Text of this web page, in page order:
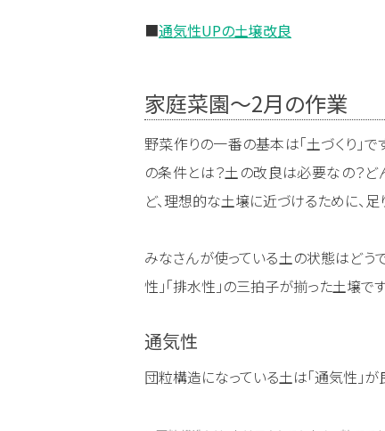
■通気性UPの土壌改良
家庭菜園〜2月の作業
野菜作りの一番の基本は「土づくり」
の条件とは？土の改良は必要なの？
ど、理想的な土壌に近づけるために、
みなさんが使っている土の状態はどう
性」「排水性」の三拍子が揃った土壌です
通気性
団粒構造になっている土は「通気性」